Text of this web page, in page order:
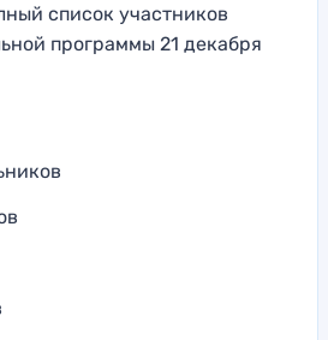
список участников
программы 21 декабря